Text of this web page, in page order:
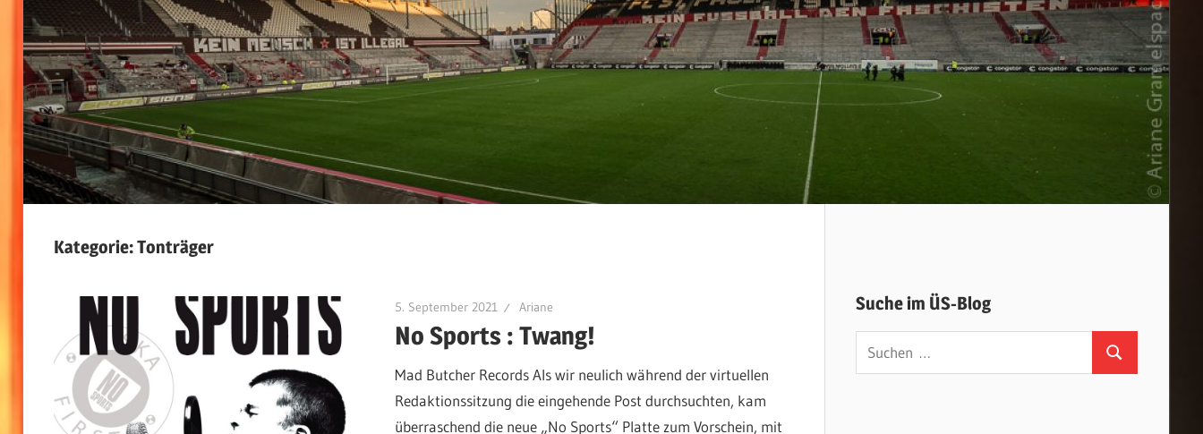
Kategorie:Tonträger
5. September 2021 Ariane
No Sports : Twang!
Mad Butcher Records Als wir neulich während der virtuellen
Redaktionssitzung die eingehende Post durchsuchten, kam
überraschend die neue „No Sports“ Platte zum Vorschein, mit
Suche im ÜS-Blog
Suchen
nach:
Suchen